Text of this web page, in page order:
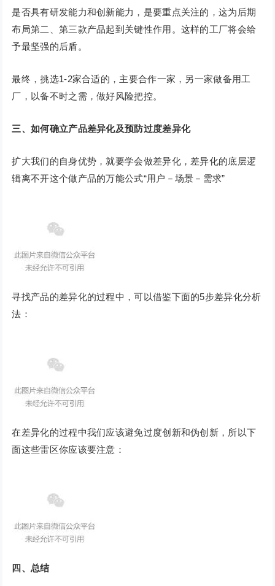
是否具有研发能力和创新能力，是要重点关注的，这为后期
布局第二、第三款产品起到关键性作用。这样的工厂将会给
予最坚强的后盾。
最终，挑选1-2家合适的，主要合作一家，另一家做备用工
厂，以备不时之需，做好风险把控。
三、如何确立产品差异化及预防过度差异化
扩大我们的自身优势，就要学会做差异化，差异化的底层逻
辑离不开这个做产品的万能公式“用户－场景－需求”
寻找产品的差异化的过程中，可以借鉴下面的5步差异化分析
法：
在差异化的过程中我们应该避免过度创新和伪创新，所以下
面这些雷区你应该要注意：
四、总结